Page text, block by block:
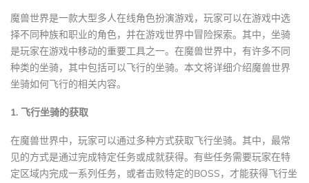
魔兽世界是一款大型多人在线角色扮演游戏，玩家可以在游戏中选
择不同种族和职业的角色，并在游戏世界中冒险探索。其中，坐骑
是玩家在游戏中移动的重要工具之一。在魔兽世界中，有许多不同
种类的坐骑，其中包括可以飞行的坐骑。本文将详细介绍魔兽世界
坐骑如何飞行的相关内容。
1. 飞行坐骑的获取
在魔兽世界中，玩家可以通过多种方式获取飞行坐骑。其中，最常
见的方式是通过完成特定任务或成就获得。有些任务需要玩家在特
定区域内完成一系列任务，或者击败特定的BOSS，才能获得飞行坐